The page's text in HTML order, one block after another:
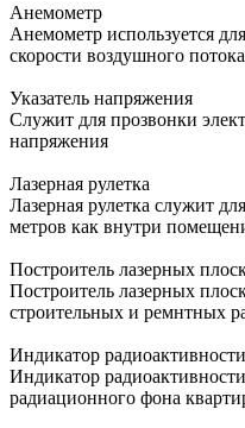
Анемометр
Анемометр используется
скорости воздушного потока
Указатель напряжения
Служит для прозвонки
напряжения
Лазерная рулетка
Лазерная рулетка служит
метров как внутри
Построитель лазерных
Построитель лазерных
строительных и ремнтных
Индикатор радиоактивности
Индикатор
радиационного фона